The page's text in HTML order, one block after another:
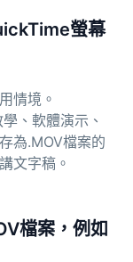
螢幕
情境。
、軟體演示、
為.MOV檔案的
文字稿。
檔案，例如